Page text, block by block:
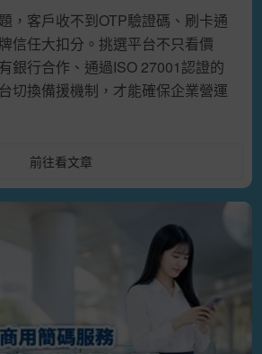
，客戶收不到OTP驗證碼、刷卡通
信任大扣分。挑選平台不只看價
銀行合作、通過ISO 27001認證的
切換備援機制，才能確保企業營運
前往看文章